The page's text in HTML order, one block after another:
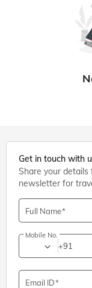
Get in touch with
Share your details
newsletter for
Full Name
Mobile No.
+91
Email ID